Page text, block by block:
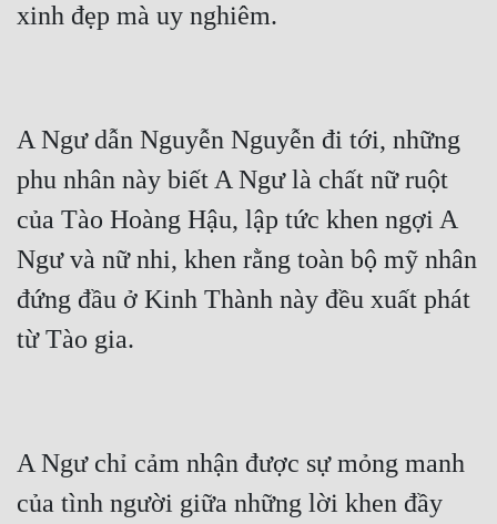
Đông Phương Huyền Huyễn
Đồng Nhân
Cẩu Đạo Trường Sinh
Ngự Thú
Truyện Nam
Xây Dựng Thế Lực
xinh đẹp mà uy nghiêm.
A Ngư dẫn Nguyễn Nguyễn đi tới, những
phu nhân này biết A Ngư là chất nữ ruột
của Tào Hoàng Hậu, lập tức khen ngợi A
Ngư và nữ nhi, khen rằng toàn bộ mỹ nhân
đứng đầu ở Kinh Thành này đều xuất phát
từ Tào gia.
A Ngư chỉ cảm nhận được sự mỏng manh
của tình người giữa những lời khen đầy